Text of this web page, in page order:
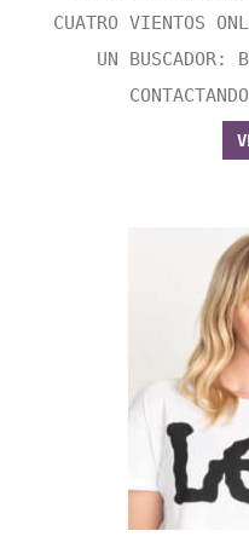
CUATRO VIENTOS
UN BUSCADOR: